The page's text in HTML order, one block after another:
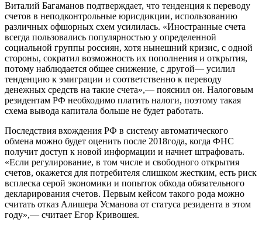
Виталий Багаманов подтверждает, что тенденция к переводу
счетов в неподконтрольные юрисдикции, использованию
различных офшорных схем усилилась. «Иностранные счета
всегда пользовались популярностью у определенной
социальной группы россиян, хотя нынешний кризис, с одной
стороны, сократил возможность их пополнения и открытия,
потому наблюдается общее снижение, с другой— усилил
тенденцию к эмиграции и соответственно к переводу
денежных средств на такие счета»,— пояснил он. Налоговым
резидентам РФ необходимо платить налоги, поэтому такая
схема вывода капитала больше не будет работать.
Последствия вхождения РФ в систему автоматического
обмена можно будет оценить после 2018года, когда ФНС
получит доступ к новой информации и начнет штрафовать.
«Если регулирование, в том числе и свободного открытия
счетов, окажется для потребителя слишком жестким, есть риск
всплеска серой экономики и попыток обхода обязательного
декларирования счетов. Первым кейсом такого рода можно
считать отказ Алишера Усманова от статуса резидента в этом
году»,— считает Егор Кривошея.